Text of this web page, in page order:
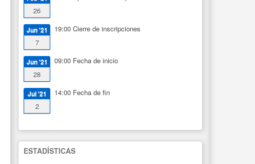
26
Jun '21
7
19:00 Cierre de inscripciones
Jun '21
28
09:00 Fecha de inicio
Jul '21
2
14:00 Fecha de fin
ESTADÍSTICAS